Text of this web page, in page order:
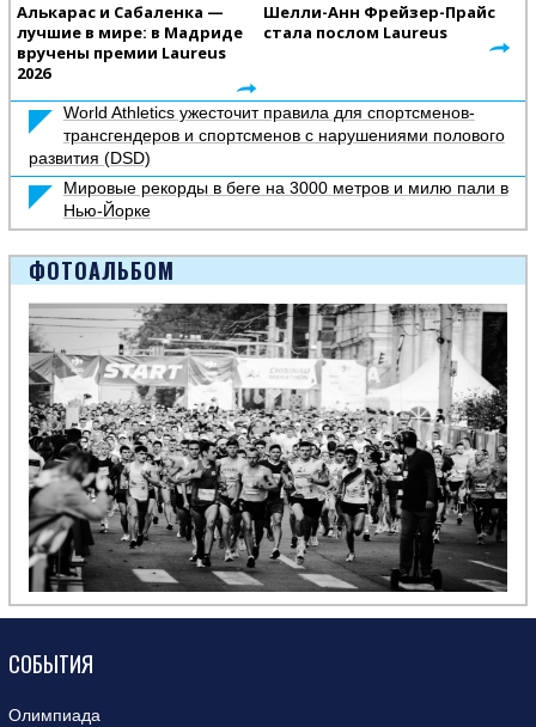
Алькарас и Сабаленка —
лучшие в мире: в Мадриде
вручены премии Laureus
2026
Шелли-Анн Фрейзер-Прайс
стала послом Laureus
World Athletics ужесточит правила для спортсменов-
трансгендеров и спортсменов с нарушениями полового
развития (DSD)
Мировые рекорды в беге на 3000 метров и милю пали в
Нью-Йорке
ФОТОАЛЬБОМ
СОБЫТИЯ
Олимпиада